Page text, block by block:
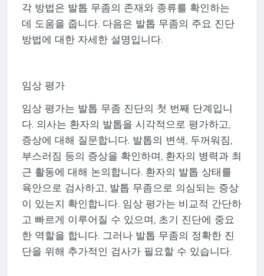
각 방법은 발톱 무좀의 존재와 종류를 확인하는
데 도움을 줍니다. 다음은 발톱 무좀의 주요 진단
방법에 대한 자세한 설명입니다.
임상 평가
임상 평가는 발톱 무좀 진단의 첫 번째 단계입니
다. 의사는 환자의 발톱을 시각적으로 평가하고,
증상에 대해 질문합니다. 발톱의 변색, 두꺼워짐,
부스러짐 등의 증상을 확인하며, 환자의 병력과 최
근 활동에 대해 논의합니다. 환자의 발톱 상태를
육안으로 검사하고, 발톱 무좀으로 의심되는 증상
이 있는지 확인합니다. 임상 평가는 비교적 간단하
고 빠르게 이루어질 수 있으며, 초기 진단에 중요
한 역할을 합니다. 그러나 발톱 무좀의 정확한 진
단을 위해 추가적인 검사가 필요할 수 있습니다.